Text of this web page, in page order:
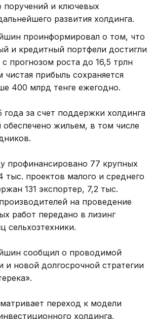
поручений и ключевых
развития холдинга.
проинформировал о том, что
и кредитный портфели достигли
с прогнозом роста до 16,5 трлн
чистая прибыль сохраняется
400 млрд тенге ежегодно.
года за счет поддержки холдинга
обеспечено жильем, в том числе
профинансировано 77 крупных
тыс. проектов малого и среднего
131 экспортер, 7,2 тыс.
на проведение
работ передано в лизинг
сельхозтехники.
сообщил о проводимой
и новой долгосрочной стратегии
переход к модели
холдинга,